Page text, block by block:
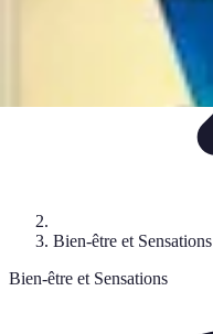
Bien-être et Sensations
Bien-être et Sensations